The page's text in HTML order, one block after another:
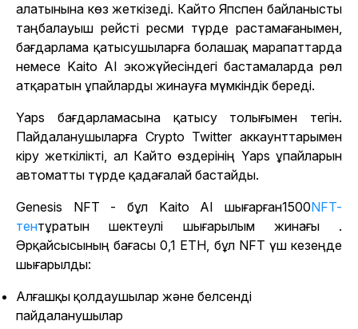
алатынына көз жеткізеді. Кайто Япспен байланысты
таңбалауыш рейсті ресми түрде растамағанымен,
бағдарлама қатысушыларға болашақ марапаттарда
немесе Kaito AI экожүйесіндегі бастамаларда рөл
атқаратын ұпайларды жинауға мүмкіндік береді.
Yaps бағдарламасына қатысу толығымен тегін.
Пайдаланушыларға Crypto Twitter аккаунттарымен
кіру жеткілікті, ал Кайто өздерінің Yaps ұпайларын
автоматты түрде қадағалай бастайды.
Genesis NFT - бұл Kaito AI шығарған1500NFT-
тентұратын шектеулі шығарылым жинағы .
Әрқайсысының бағасы 0,1 ETH, бұл NFT үш кезеңде
шығарылды:
Алғашқы қолдаушылар және белсенді
пайдаланушылар